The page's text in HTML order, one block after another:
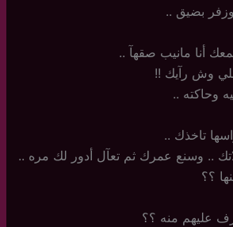
بضيق ..
أنا مانيب صقهآ ..
وش رآيك !!
وحاكته ..
تاخذك ..
.. وسنع عمرك ثم تعآل أدور لك مره ..
؟؟
عليهم منه ؟؟